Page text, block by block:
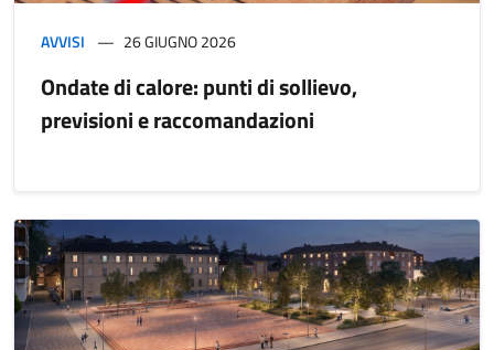
AVVISI 26 GIUGNO 2026
Ondate di calore: punti di sollievo,
previsioni e raccomandazioni